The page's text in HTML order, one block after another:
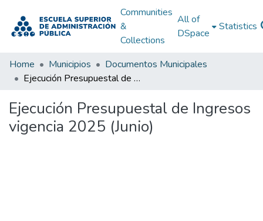
Communities
&
Collections
All of
DSpace
Statistics
Home Municipios
Documentos Municipales
Ejecución Presupuestal de Ingresos vigencia 2025 (Junio)
Ejecución Presupuestal de Ingresos
vigencia 2025 (Junio)